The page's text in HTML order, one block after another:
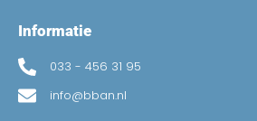
Informatie
033 - 456 31 95
info@bban.nl